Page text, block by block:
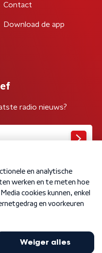
Contact
Download de app
radio nieuws?